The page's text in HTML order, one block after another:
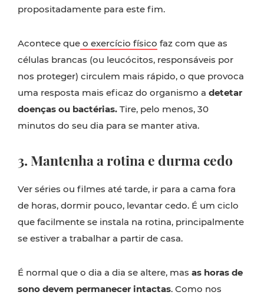
propositadamente para este fim.
Acontece que o exercício físico faz com que as
células brancas (ou leucócitos, responsáveis por
nos proteger) circulem mais rápido, o que provoca
uma resposta mais eficaz do organismo a detetar
doenças ou bactérias. Tire, pelo menos, 30
minutos do seu dia para se manter ativa.
3. Mantenha a rotina e durma cedo
Ver séries ou filmes até tarde, ir para a cama fora
de horas, dormir pouco, levantar cedo. É um ciclo
que facilmente se instala na rotina, principalmente
se estiver a trabalhar a partir de casa.
É normal que o dia a dia se altere, mas as horas de
sono devem permanecer intactas. Como nos